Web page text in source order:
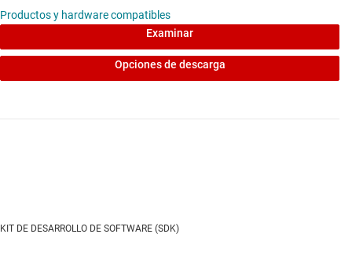
Productos y hardware compatibles
Examinar
Opciones de descarga
KIT DE DESARROLLO DE SOFTWARE (SDK)